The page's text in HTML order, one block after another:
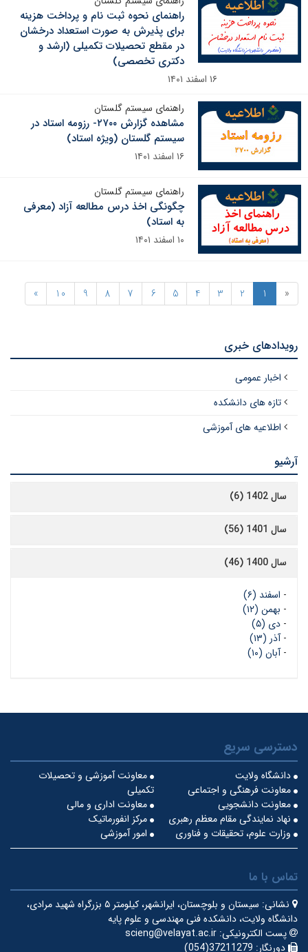
راهنمای نحوه ثبت نام و پرداخت هزینه
برای پذیرش به صورت استعداد درخشان
در مقطع تحصیلات تکمیلی (ارشد و
دکتری تخصصی)
۱۶ اسفند ۱۴۰۱
راهنمای سیستم گلستان
مشاهده گزارش ۲۷۰۰- رزومه استاد در
سیستم گلستان (ویژه استاد)
۱۶ اسفند ۱۴۰۱
راهنمای سیستم گلستان
چگونگی اخذ درس مطالعه آزاد (معرفی
به استاد)
۱۰ اسفند ۱۴۰۱
«
1
2
3
4
5
6
7
8
9
10
»
رویدادهای خبری
اخبار عمومی
تازه های دانشکده
اطلاعیه های آموزشی
آرشیو
سال 1402 (6)
سال 1401 (56)
سال 1400 (46)
- اسفند (۶)
- بهمن (۱۲)
- دی (۵)
-آذر (۱۳)
-آبان (۱۰)
دسترسی سریع
معاونت آموزشی و تحصیلات
تکمیلی
دانشگاه ولایت
معاونت فرهنگی و اجتماعی
معاونت اداری و مالی
معاونت دانشجویی
مرکز انفورماتیک
نهاد نمایندگی مقام معظم رهبری
امور آموزشی
وزارت علوم، تحقیقات و فناوری
تماس با ما
نشانی:
سیستان و بلوچستان، ایرانشهر، کیلومتر ۵ بزرگراه شهید مرادی،
دانشگاه ولایت، دانشکده فنی مهندسی و علوم پایه
پست الکترونیکی: scieng@velayat.ac.ir
دورنگار: 37211279(054)